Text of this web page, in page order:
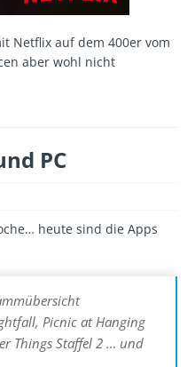
Netflix auf dem 400er vom
aber wohl nicht
PC
heute sind die Apps
Picnic at Hanging
Things Staffel 2 … und